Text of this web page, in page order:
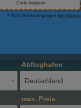
Code kopieren
* Gutscheinbedingungen hier klicken
Abflughafen
Deutschland
max. Preis